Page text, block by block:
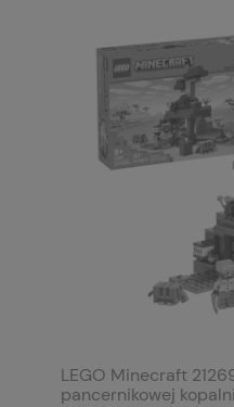
LEGO Minecraft
pancernikowej kopalni